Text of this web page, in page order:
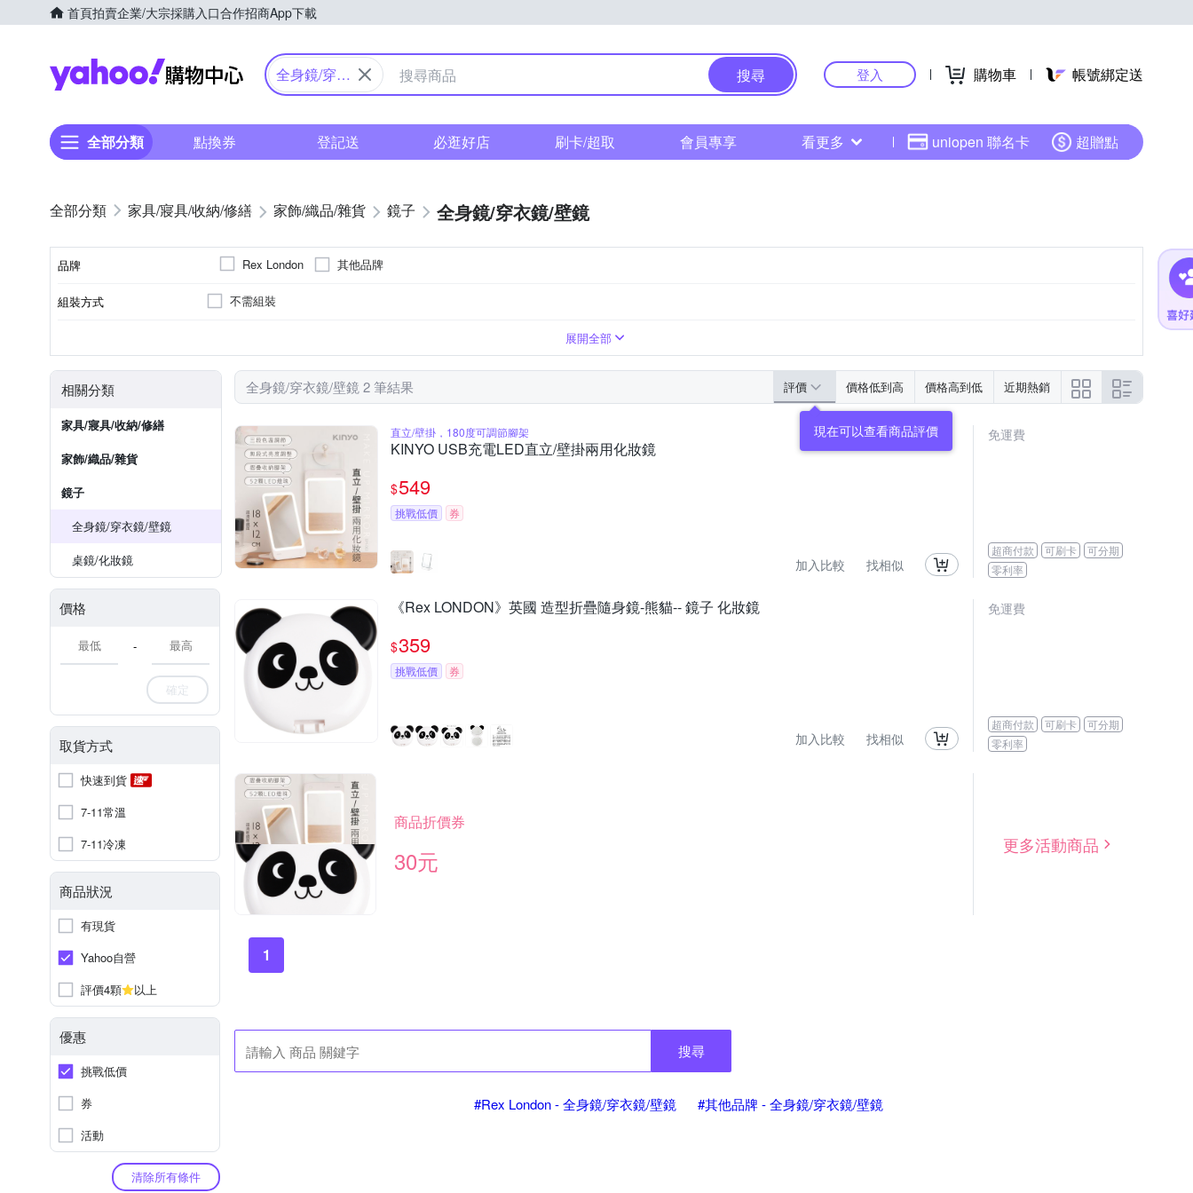
首頁拍賣企業/大宗採購入口合作招商App下載
Yahoo購物中心
全身鏡/穿衣
搜尋 登入 購物車 帳號綁定送
全部分類 點換券 登記送 必逛好店 刷卡/超取 會員專享 看更多 uniopen 聯名卡 超贈點
家具/寢具/收納/修繕 家飾/織品/雜貨 鏡子 全身鏡/穿衣鏡/壁鏡
品牌 Rex London 其他品牌
組裝方式 不需組裝
展開全部
相關分類
家具/寢具/收納/修繕
家飾/織品/雜貨
鏡子
全身鏡/穿衣鏡/壁鏡
桌鏡/化妝鏡
價格
-
確定
取貨方式
快速到貨
7-11常溫
7-11冷凍
商品狀況
有現貨
Yahoo自營
評價4顆
以上
優惠
挑戰低價
券
活動
清除所有條件
全身鏡/穿衣鏡/壁鏡 2 筆結果 評價 價格低到高 價格高到低 近期熱銷
現在可以查看商品評價
直立/壁掛，180度可調節腳架
KINYO USB充電LED直立/壁掛兩用化妝鏡
$549
挑戰低價 券
加入比較 找相似
免運費
超商付款 可刷卡
可分期
零利率
《Rex LONDON》英國 造型折疊隨身鏡-熊貓-- 鏡子 化妝鏡
$359
挑戰低價 券
加入比較 找相似
免運費
超商付款 可刷卡
可分期
零利率
商品折價券
30元
更多活動商品
1
搜尋
#Rex London - 全身鏡/穿衣鏡/壁鏡 #其他品牌 - 全身鏡/穿衣鏡/壁鏡